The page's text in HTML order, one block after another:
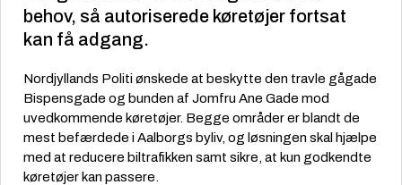
behov, så autoriserede køretøjer fortsat
kan få adgang.
Nordjyllands Politi ønskede at beskytte den travle gågade
Bispensgade og bunden af Jomfru Ane Gade mod
uvedkommende køretøjer. Begge områder er blandt de
mest befærdede i Aalborgs byliv, og løsningen skal hjælpe
med at reducere biltrafikken samt sikre, at kun godkendte
køretøjer kan passere.